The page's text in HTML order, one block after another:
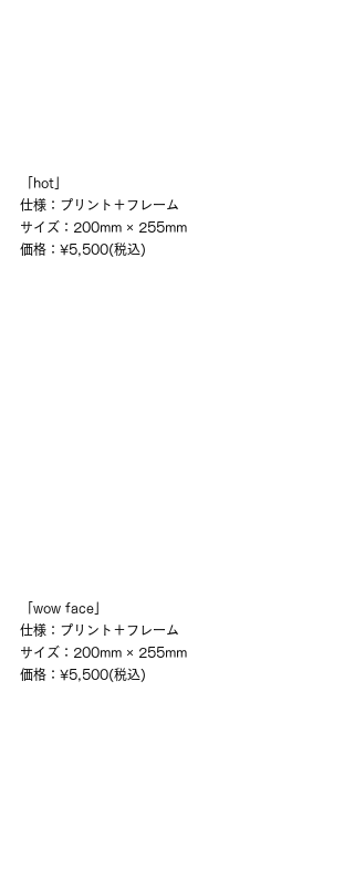
「hot」
仕様：プリント＋フレーム
サイズ：200mm × 255mm
価格：¥5,500(税込)
「wow face」
仕様：プリント＋フレーム
サイズ：200mm × 255mm
価格：¥5,500(税込)